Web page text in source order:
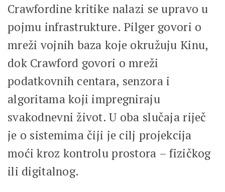
Crawfordine kritike nalazi se upravo u
pojmu infrastrukture. Pilger govori o
mreži vojnih baza koje okružuju Kinu,
dok Crawford govori o mreži
podatkovnih centara, senzora i
algoritama koji impregniraju
svakodnevni život. U oba slučaja riječ
je o sistemima čiji je cilj projekcija
moći kroz kontrolu prostora – fizičkog
ili digitalnog.